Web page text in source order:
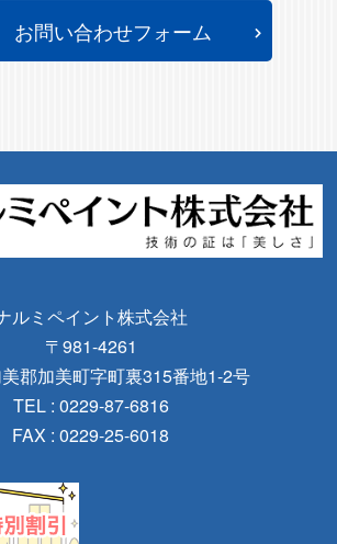
お問い合わせフォーム
ルミペイント株式会社
〒981-4261
郡加美町字町裏315番地1-2号
TEL : 0229-87-6816
FAX : 0229-25-6018